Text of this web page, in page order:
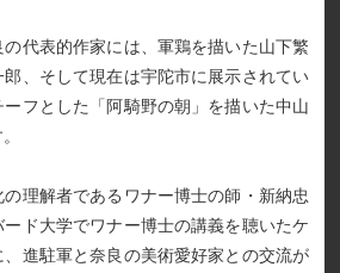
代表的作家には、軍鶏を描いた山下繁
、そして現在は宇陀市に展示されてい
フとした「阿騎野の朝」を描いた中山
理解者であるワナー博士の師・新納忠
ド大学でワナー博士の講義を聴いたケ
進駐軍と奈良の美術愛好家との交流が